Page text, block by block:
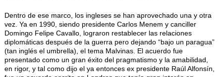
CONTACTO
CONTACTENOS
LIBRO DE VISITAS
Dentro de ese marco, los ingleses se han aprovechado una y otra
vez. Ya en 1990, siendo presidente Carlos Menem y canciller
Domingo Felipe Cavallo, lograron restablecer las relaciones
diplomáticas después de la guerra pero dejando “bajo un paragua”
(tan inglés el umbrella), el tema Malvinas. El acuerdo fue
presentado como un gran éxito del pragmatismo y la amabilidad,
en rigor, y tal como dijo el ya entonces ex presidente Raúl Alfonsín,